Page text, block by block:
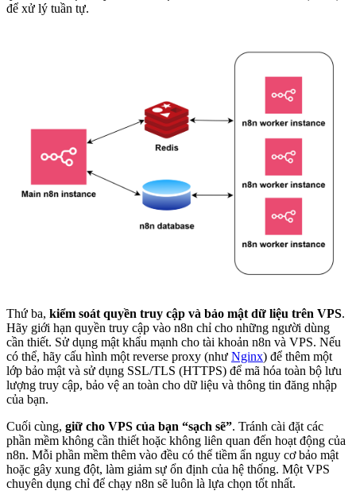
để xử lý tuần tự.
Thứ ba, kiểm soát quyền truy cập và bảo mật dữ liệu trên VPS.
Hãy giới hạn quyền truy cập vào n8n chỉ cho những người dùng
cần thiết. Sử dụng mật khẩu mạnh cho tài khoản n8n và VPS. Nếu
có thể, hãy cấu hình một reverse proxy (như Nginx) để thêm một
lớp bảo mật và sử dụng SSL/TLS (HTTPS) để mã hóa toàn bộ lưu
lượng truy cập, bảo vệ an toàn cho dữ liệu và thông tin đăng nhập
của bạn.
Cuối cùng, giữ cho VPS của bạn “sạch sẽ”. Tránh cài đặt các
phần mềm không cần thiết hoặc không liên quan đến hoạt động của
n8n. Mỗi phần mềm thêm vào đều có thể tiềm ẩn nguy cơ bảo mật
hoặc gây xung đột, làm giảm sự ổn định của hệ thống. Một VPS
chuyên dụng chỉ để chạy n8n sẽ luôn là lựa chọn tốt nhất.